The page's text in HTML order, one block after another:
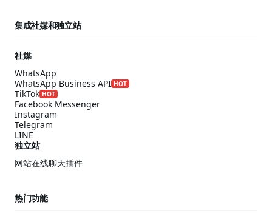
集成社媒和独立站
社媒
WhatsApp
WhatsApp Business API HOT
TikTok HOT
Facebook Messenger
Instagram
Telegram
LINE
独立站
网站在线聊天插件
热门功能